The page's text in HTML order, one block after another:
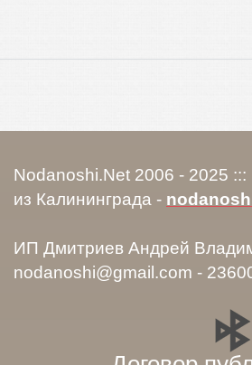
Nodanoshi.Net 2006 - 2025
из Калининграда -
ИП Дмитриев Андрей
nodanoshi@gmail.com -